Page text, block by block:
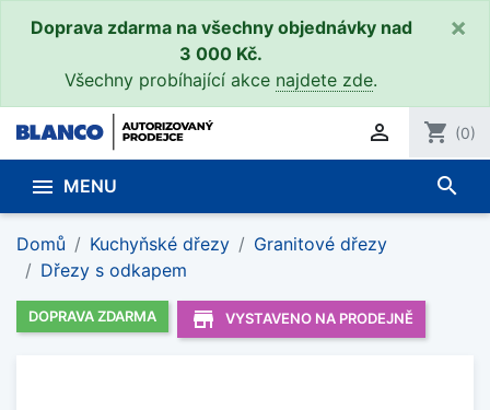
Doprava zdarma na všechny objednávky nad
3 000 Kč.
Všechny probíhající akce najdete zde.
×
 shopping_cart (0)
 MENU search
Domů Kuchyňské dřezy
Granitové dřezy
Dřezy s odkapem
DOPRAVA ZDARMA store_mall_directory VYSTAVENO NA PRODEJNĚ